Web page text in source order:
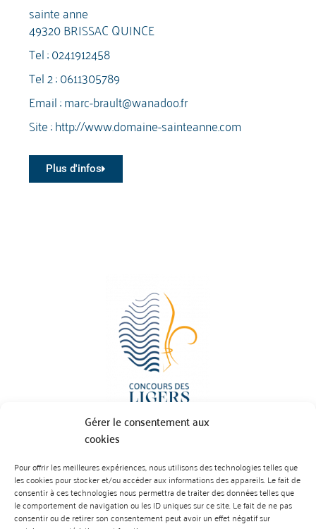
Gérer le consentement aux
cookies
Pour offrir les meilleures expériences, nous utilisons des technologies telles que
les cookies pour stocker et/ou accéder aux informations des appareils. Le fait de
consentir à ces technologies nous permettra de traiter des données telles que
le comportement de navigation ou les ID uniques sur ce site. Le fait de ne pas
consentir ou de retirer son consentement peut avoir un effet négatif sur
sainte anne
49320 BRISSAC QUINCE
Tel :0241912458
Tel 2 :0611305789
Email :marc-brault@wanadoo.fr
Site :http://www.domaine-sainteanne.com
Plus d'infos
BP 70023 - 49610 JUIGNE SUR LOIRE
Tél :07 88 99 01 07